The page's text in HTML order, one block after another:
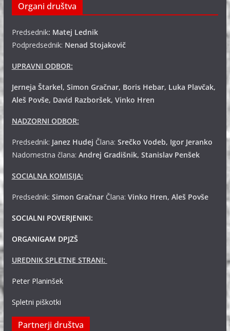
Organi društva
Predsednik: Matej Lednik
Podpredsednik: Nenad Stojakovič
UPRAVNI ODBOR:
Jerneja Štarkel, Simon Gračnar, Boris Hebar, Luka Plavčak,
Aleš Povše, David Razboršek, Vinko Hren
NADZORNI ODBOR:
Predsednik: Janez Hudej Člana: Srečko Vodeb, Igor Jeranko
Nadomestna člana: Andrej Gradišnik, Stanislav Penšek
SOCIALNA KOMISIJA:
Predsednik: Simon GračnarČlana: Vinko Hren, Aleš Povše
SOCIALNI POVERJENIKI:
ORGANIGAM DPJZŠ
UREDNIK SPLETNE STRANI:
Peter Planinšek
Spletni piškotki
Partnerji društva